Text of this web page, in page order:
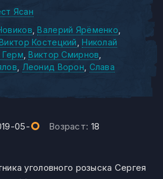
Ясан
Валерий Ярёменко
Костецкий
Николай
Герм Виктор Смирнов
Леонид Ворон Слава
05-
Возраст: 18
уголовного розыска Сергея